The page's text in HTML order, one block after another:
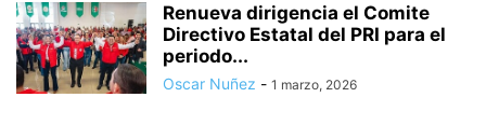
Renueva dirigencia el Comite
Directivo Estatal del PRI para el
periodo...
Oscar Nuñez - 1 marzo, 2026